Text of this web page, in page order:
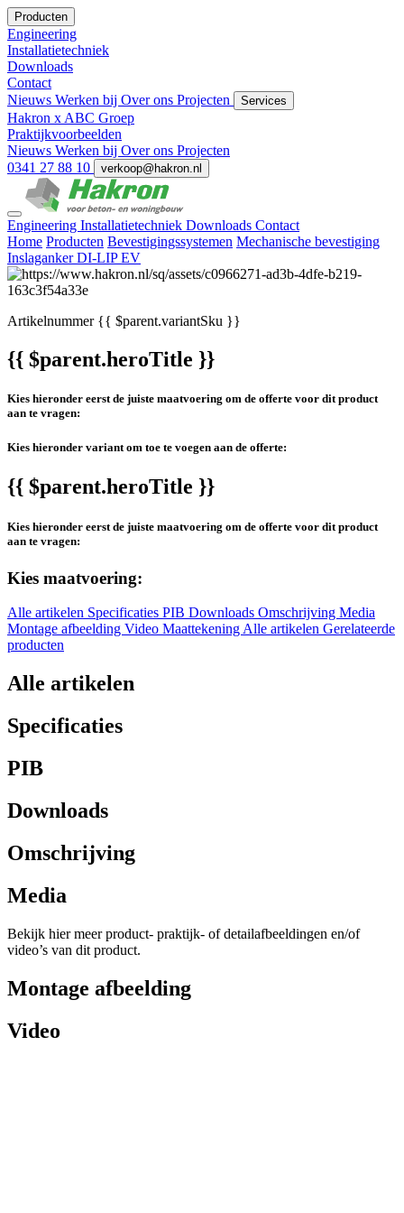
Producten
Engineering
Installatietechniek
Downloads
Contact
Nieuws Werken bij Over ons Projecten Services
Hakron x ABC Groep
Praktijkvoorbeelden
Nieuws Werken bij Over ons Projecten
0341 27 88 10
verkoop@hakron.nl
Engineering Installatietechniek Downloads Contact
Home Producten Bevestigingssystemen Mechanische bevestiging
Inslaganker DI-LIP EV
Artikelnummer{{ $parent.variantSku }}
{{ $parent.heroTitle }}
Kies hieronder eerst de juiste maatvoering om de offerte voor dit product
aan te vragen:
Kies hieronder variant om toe te voegen aan de offerte:
{{ $parent.heroTitle }}
Kies hieronder eerst de juiste maatvoering om de offerte voor dit product
aan te vragen:
Kies maatvoering:
Alle artikelen Specificaties PIB Downloads Omschrijving Media
Montage afbeelding Video MaattekeningAlle artikelen Gerelateerde
producten
Alle artikelen
Specificaties
PIB
Downloads
Omschrijving
Media
Bekijk hier meer product- praktijk- of detailafbeeldingen en/of
video’s van dit product.
Montage afbeelding
Video